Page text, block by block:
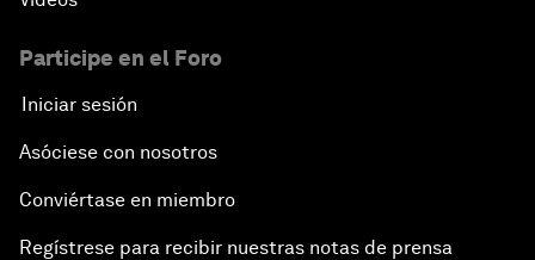
Participe en el Foro
Iniciar sesión
Asóciese con nosotros
Conviértase en miembro
Regístrese para recibir nuestras notas de prensa